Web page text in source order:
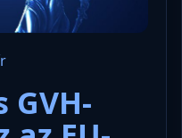
GVH-